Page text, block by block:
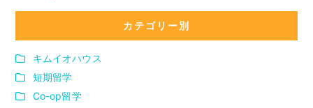
カテゴリー別
キムイオハウス
短期留学
Co-op留学